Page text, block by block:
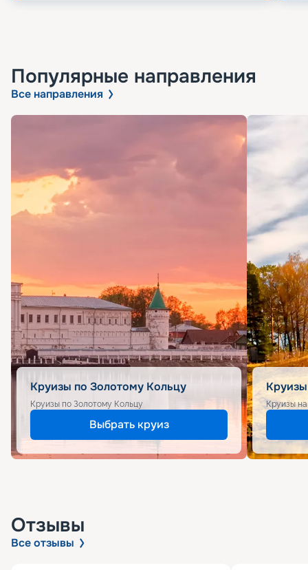
Популярные направления
Все направления
Круизы по Золотому Кольцу
Круизы по Золотому Кольцу
Выбрать круиз
Круизы
Отзывы
Все отзывы